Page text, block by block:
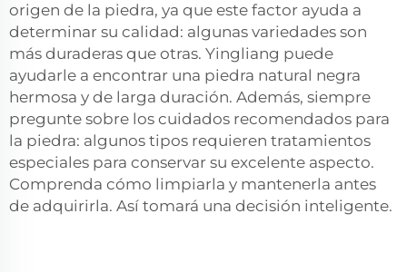
origen de la piedra, ya que este factor ayuda a
determinar su calidad: algunas variedades son
más duraderas que otras. Yingliang puede
ayudarle a encontrar una piedra natural negra
hermosa y de larga duración. Además, siempre
pregunte sobre los cuidados recomendados para
la piedra: algunos tipos requieren tratamientos
especiales para conservar su excelente aspecto.
Comprenda cómo limpiarla y mantenerla antes
de adquirirla. Así tomará una decisión inteligente.